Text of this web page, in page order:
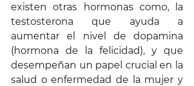
existen otras hormonas como, la
testosterona que ayuda a
aumentar el nivel de dopamina
(hormona de la felicidad), y que
desempeñan un papel crucial en la
salud o enfermedad de la mujer y